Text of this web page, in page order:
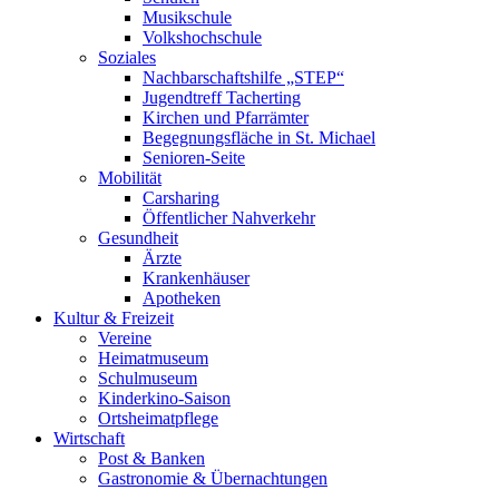
Musikschule
Volkshochschule
Soziales
Nachbarschaftshilfe „STEP“
Jugendtreff Tacherting
Kirchen und Pfarrämter
Begegnungsfläche in St. Michael
Senioren-Seite
Mobilität
Carsharing
Öffentlicher Nahverkehr
Gesundheit
Ärzte
Krankenhäuser
Apotheken
Kultur & Freizeit
Vereine
Heimatmuseum
Schulmuseum
Kinderkino-Saison
Ortsheimatpflege
Wirtschaft
Post & Banken
Gastronomie & Übernachtungen